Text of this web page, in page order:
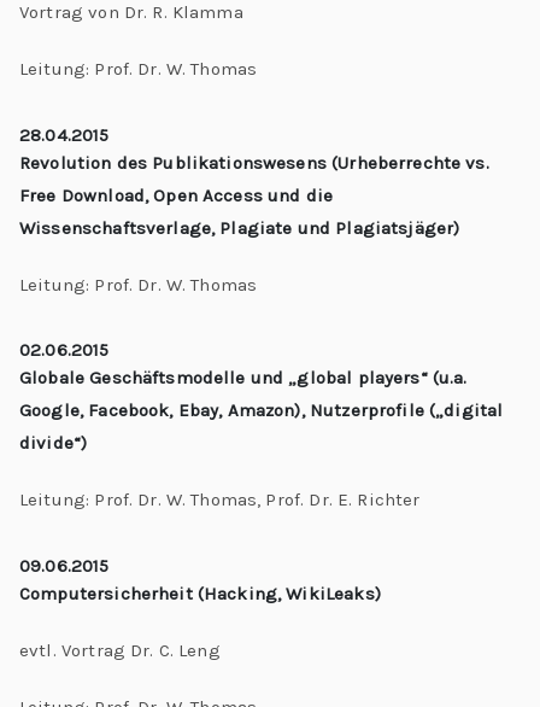
Vortrag von Dr. R. Klamma
Leitung: Prof. Dr. W. Thomas
28.04.2015
Revolution des Publikationswesens (Urheberrechte vs.
Free Download, Open Access und die
Wissenschaftsverlage, Plagiate und Plagiatsjäger)
Leitung: Prof. Dr. W. Thomas
02.06.2015
Globale Geschäftsmodelle und „global players“ (u.a.
Google, Facebook, Ebay, Amazon), Nutzerprofile („digital
divide“)
Leitung: Prof. Dr. W. Thomas, Prof. Dr. E. Richter
09.06.2015
Computersicherheit (Hacking, WikiLeaks)
evtl. Vortrag Dr. C. Leng